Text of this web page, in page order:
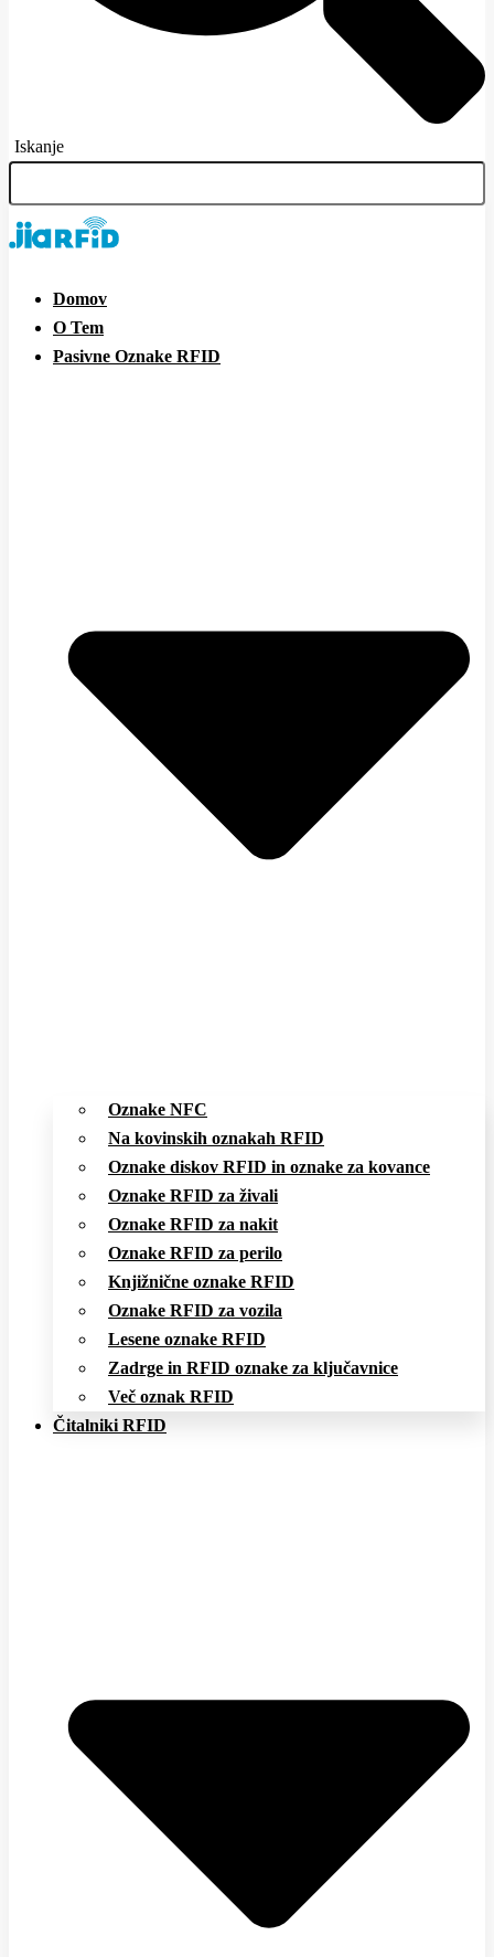
Iskanje
Domov
O Tem
Pasivne Oznake RFID
Oznake NFC
Na kovinskih oznakah RFID
Oznake diskov RFID in oznake za kovance
Oznake RFID za živali
Oznake RFID za nakit
Oznake RFID za perilo
Knjižnične oznake RFID
Oznake RFID za vozila
Lesene oznake RFID
Zadrge in RFID oznake za ključavnice
Več oznak RFID
Čitalniki RFID